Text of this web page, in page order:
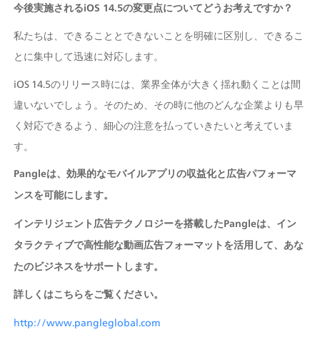
今後実施されるiOS 14.5の変更点についてどうお考えですか？
私たちは、できることとできないことを明確に区別し、できるこ
とに集中して迅速に対応します。
iOS 14.5のリリース時には、業界全体が大きく揺れ動くことは間
違いないでしょう。そのため、その時に他のどんな企業よりも早
く対応できるよう、細心の注意を払っていきたいと考えていま
す。
Pangleは、効果的なモバイルアプリの収益化と広告パフォーマ
ンスを可能にします。
インテリジェント広告テクノロジーを搭載したPangleは、イン
タラクティブで高性能な動画広告フォーマットを活用して、あな
たのビジネスをサポートします。
詳しくはこちらをご覧ください。
http://www.pangleglobal.com